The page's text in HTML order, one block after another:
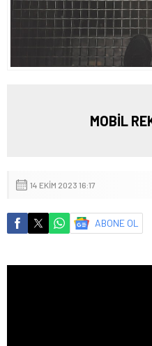
MOBİL
14 EKIM 2023 16:17
ABONE OL